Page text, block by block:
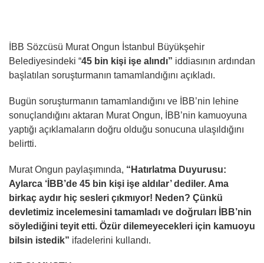
İBB Sözcüsü Murat Ongun İstanbul Büyükşehir
Belediyesindeki “45 bin kişi işe alındı” iddiasının ardından
başlatılan soruşturmanın tamamlandığını açıkladı.
Bugün soruşturmanın tamamlandığını ve İBB’nin lehine
sonuçlandığını aktaran Murat Ongun, İBB’nin kamuoyuna
yaptığı açıklamaların doğru olduğu sonucuna ulaşıldığını
belirtti.
Murat Ongun paylaşımında, “Hatırlatma Duyurusu:
Aylarca ‘İBB’de 45 bin kişi işe aldılar’ dediler. Ama
birkaç aydır hiç sesleri çıkmıyor! Neden? Çünkü
devletimiz incelemesini tamamladı ve doğruları İBB’nin
söylediğini teyit etti. Özür dilemeyecekleri için kamuoyu
bilsin istedik” ifadelerini kullandı.